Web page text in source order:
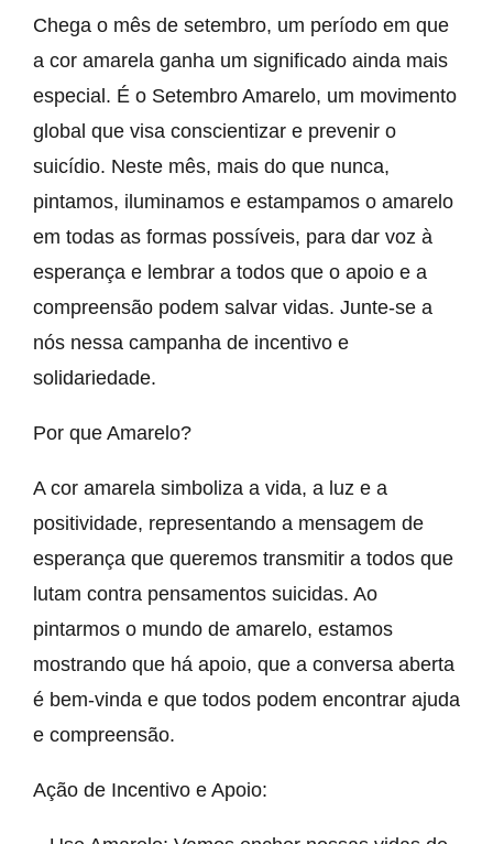
Chega o mês de setembro, um período em que
a cor amarela ganha um significado ainda mais
especial. É o Setembro Amarelo, um movimento
global que visa conscientizar e prevenir o
suicídio. Neste mês, mais do que nunca,
pintamos, iluminamos e estampamos o amarelo
em todas as formas possíveis, para dar voz à
esperança e lembrar a todos que o apoio e a
compreensão podem salvar vidas. Junte-se a
nós nessa campanha de incentivo e
solidariedade.
Por que Amarelo?
A cor amarela simboliza a vida, a luz e a
positividade, representando a mensagem de
esperança que queremos transmitir a todos que
lutam contra pensamentos suicidas. Ao
pintarmos o mundo de amarelo, estamos
mostrando que há apoio, que a conversa aberta
é bem-vinda e que todos podem encontrar ajuda
e compreensão.
Ação de Incentivo e Apoio: